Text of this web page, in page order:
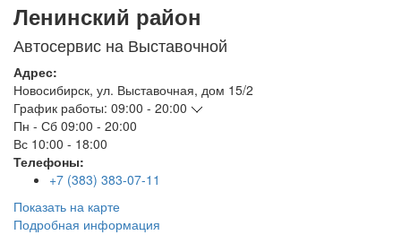
Ленинский район
Автосервис на Выставочной
Адрес:
Новосибирск, ул. Выставочная, дом 15/2
График работы: 09:00 - 20:00
Пн - Сб 09:00 - 20:00
Вс 10:00 - 18:00
Телефоны:
+7 (383) 383-07-11
Показать на карте
Подробная информация